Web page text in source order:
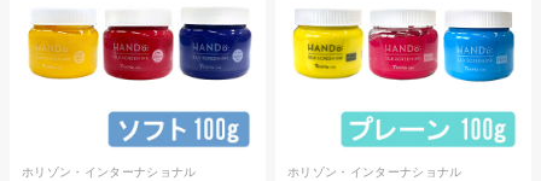
ホリゾン・インターナショナル ホリゾン・インターナショナル